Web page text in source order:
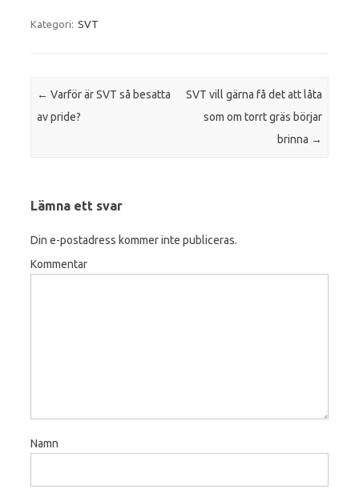
Kategori: SVT
Inläggsnavigering
← Varför är SVT så besatta
av pride?
SVT vill gärna få det att låta
som om torrt gräs börjar
brinna →
Lämna ett svar
Din e-postadress kommer inte publiceras.
Kommentar
Namn